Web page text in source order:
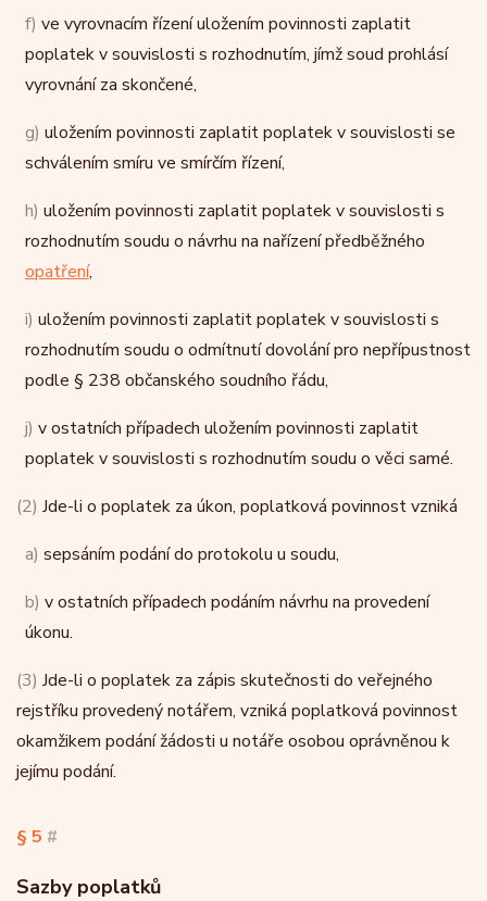
f) ve vyrovnacím řízení uložením povinnosti zaplatit
poplatek v souvislosti s rozhodnutím, jímž soud prohlásí
vyrovnání za skončené,
g) uložením povinnosti zaplatit poplatek v souvislosti se
schválením smíru ve smírčím řízení,
h) uložením povinnosti zaplatit poplatek v souvislosti s
rozhodnutím soudu o návrhu na nařízení předběžného
opatření,
i) uložením povinnosti zaplatit poplatek v souvislosti s
rozhodnutím soudu o odmítnutí dovolání pro nepřípustnost
podle § 238 občanského soudního řádu,
j) v ostatních případech uložením povinnosti zaplatit
poplatek v souvislosti s rozhodnutím soudu o věci samé.
(2) Jde-li o poplatek za úkon, poplatková povinnost vzniká
a) sepsáním podání do protokolu u soudu,
b) v ostatních případech podáním návrhu na provedení
úkonu.
(3) Jde-li o poplatek za zápis skutečnosti do veřejného
rejstříku provedený notářem, vzniká poplatková povinnost
okamžikem podání žádosti u notáře osobou oprávněnou k
jejímu podání.
§ 5 #
Sazby poplatků